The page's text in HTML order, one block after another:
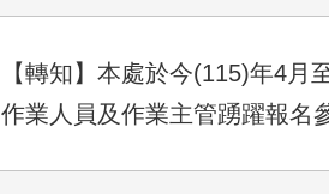
【轉知】本處於今(115)年4
作業人員及作業主管踴躍報名